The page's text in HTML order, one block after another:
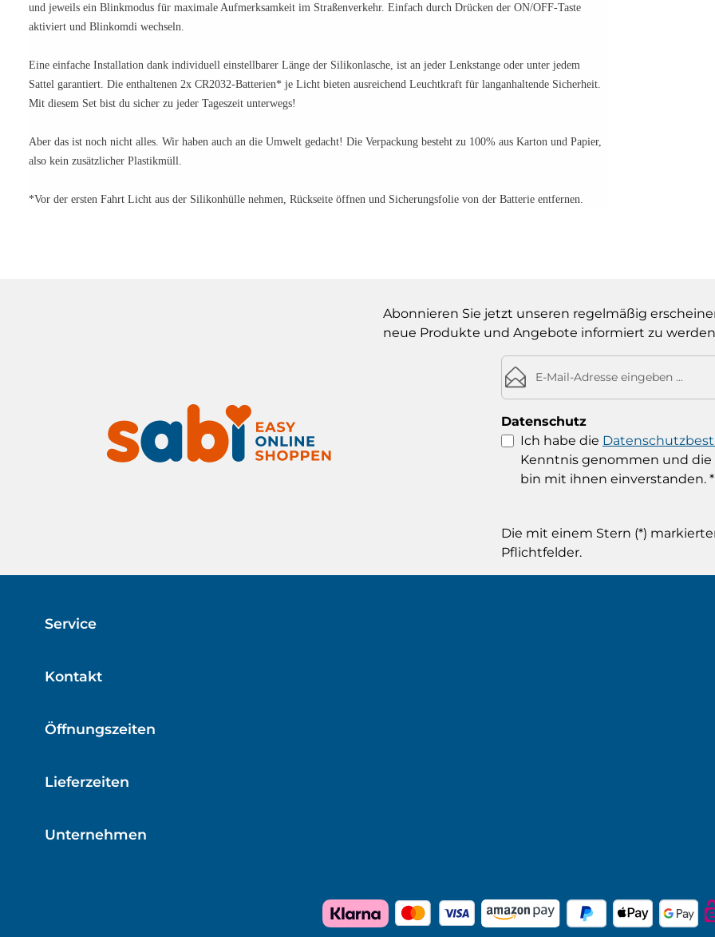
und jeweils ein Blinkmodus für maximale Aufmerksamkeit im Straßenverkehr. Einfach durch Drücken der ON/OFF-Taste
aktiviert und Blinkomdi wechseln.
Eine einfache Installation dank individuell einstellbarer Länge der Silikonlasche, ist an jeder Lenkstange oder unter jedem
Sattel garantiert. Die enthaltenen 2x CR2032-Batterien* je Licht bieten ausreichend Leuchtkraft für langanhaltende Sicherheit.
Mit diesem Set bist du sicher zu jeder Tageszeit unterwegs!
Aber das ist noch nicht alles. Wir haben auch an die Umwelt gedacht! Die Verpackung besteht zu 100% aus Karton und Papier,
also kein zusätzlicher Plastikmüll.
*Vor der ersten Fahrt Licht aus der Silikonhülle nehmen, Rückseite öffnen und Sicherungsfolie von der Batterie entfernen.
Abonnieren Sie jetzt unseren regelmäßig
neue Produkte und Angebote informiert zu
E-Mail-Adresse*
Datenschutz
Ich habe die
Kenntnis genommen und die
bin mit ihnen einverstanden. *
Die mit einem Stern (*)
Pflichtfelder.
Kontakt
Öffnungszeiten
Service
Unternehmen
Lieferzeiten